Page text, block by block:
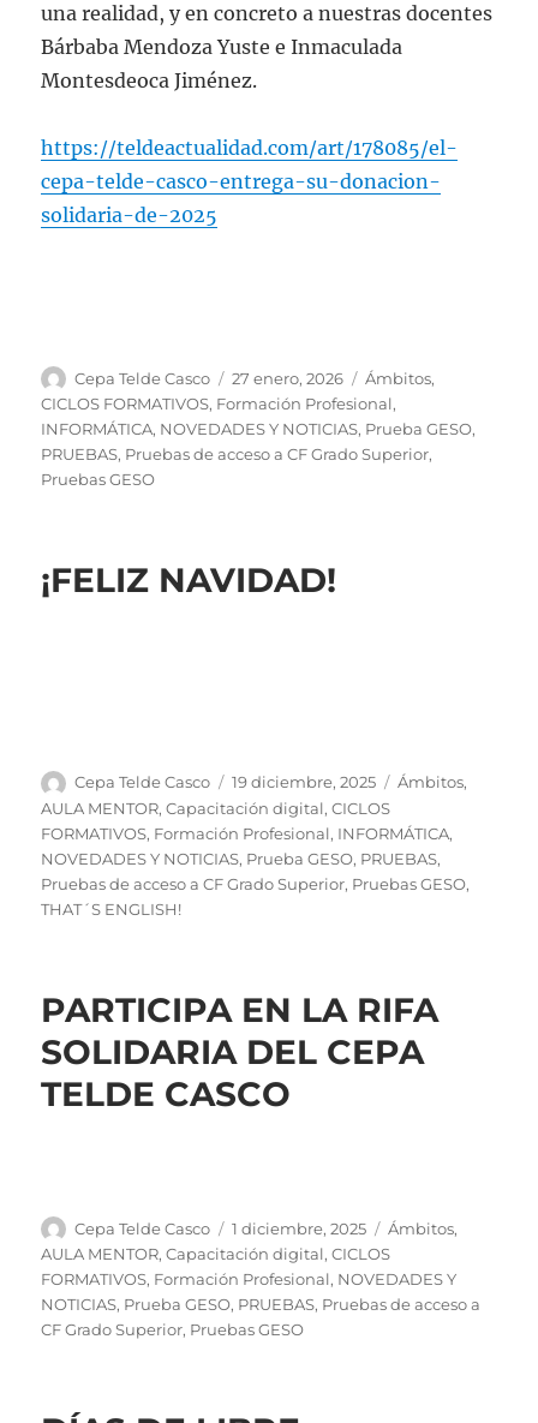
una realidad, y en concreto a nuestras docentes
Bárbaba Mendoza Yuste e Inmaculada
Montesdeoca Jiménez.
https://teldeactualidad.com/art/178085/el-
cepa-telde-casco-entrega-su-donacion-
solidaria-de-2025
Autor
Cepa Telde Casco
Publicado
el
27 enero, 2026 Categorías
Ámbitos,
CICLOS FORMATIVOS, Formación Profesional,
INFORMÁTICA, NOVEDADES Y NOTICIAS, Prueba GESO,
PRUEBAS, Pruebas de acceso a CF Grado Superior,
Pruebas GESO
¡FELIZ NAVIDAD!
Autor
Cepa Telde Casco
Publicado
el
19 diciembre, 2025 Categorías
Ámbitos,
AULA MENTOR,Capacitación digital,CICLOS
FORMATIVOS, Formación Profesional, INFORMÁTICA,
NOVEDADES Y NOTICIAS, Prueba GESO, PRUEBAS,
Pruebas de acceso a CF Grado Superior, Pruebas GESO,
THAT´S ENGLISH!
PARTICIPA EN LA RIFA
SOLIDARIA DEL CEPA
TELDE CASCO
Autor
Cepa Telde Casco
Publicado
el
1 diciembre, 2025 Categorías
Ámbitos,
AULA MENTOR,Capacitación digital,CICLOS
FORMATIVOS, Formación Profesional, NOVEDADES Y
NOTICIAS, Prueba GESO, PRUEBAS, Pruebas de acceso a
CF Grado Superior, Pruebas GESO